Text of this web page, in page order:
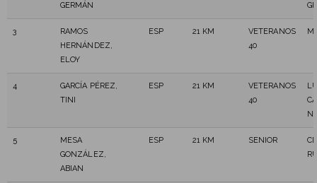
GERMÁN
3
RAMOS
HERNÁNDEZ,
ELOY
ESP 21 KM
VETERANOS
40
4
GARCÍA PÉREZ,
TINI
ESP 21 KM
VETERANOS
40
5
MESA
GONZÁLEZ,
ABIAN
ESP 21 KM SENIOR